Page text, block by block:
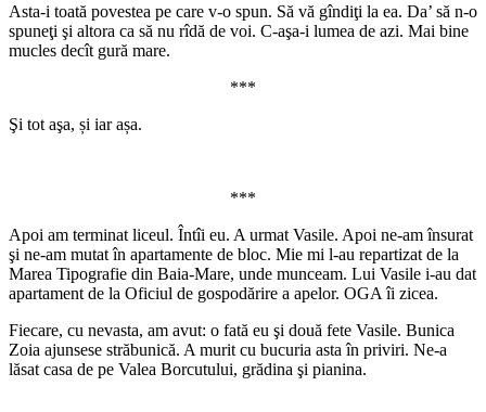
Asta-i toată povestea pe care v-o spun. Să vă gîndiţi la ea. Da’ să n-o
spuneţi şi altora ca să nu rîdă de voi. C-aşa-i lumea de azi. Mai bine
mucles decît gură mare.
***
Şi tot aşa, și iar așa.
***
Apoi am terminat liceul. Întîi eu. A urmat Vasile. Apoi ne-am însurat
şi ne-am mutat în apartamente de bloc. Mie mi l-au repartizat de la
Marea Tipografie din Baia-Mare, unde munceam. Lui Vasile i-au dat
apartament de la Oficiul de gospodărire a apelor. OGA îi zicea.
Fiecare, cu nevasta, am avut: o fată eu şi două fete Vasile. Bunica
Zoia ajunsese străbunică. A murit cu bucuria asta în priviri. Ne-a
lăsat casa de pe Valea Borcutului, grădina şi pianina.